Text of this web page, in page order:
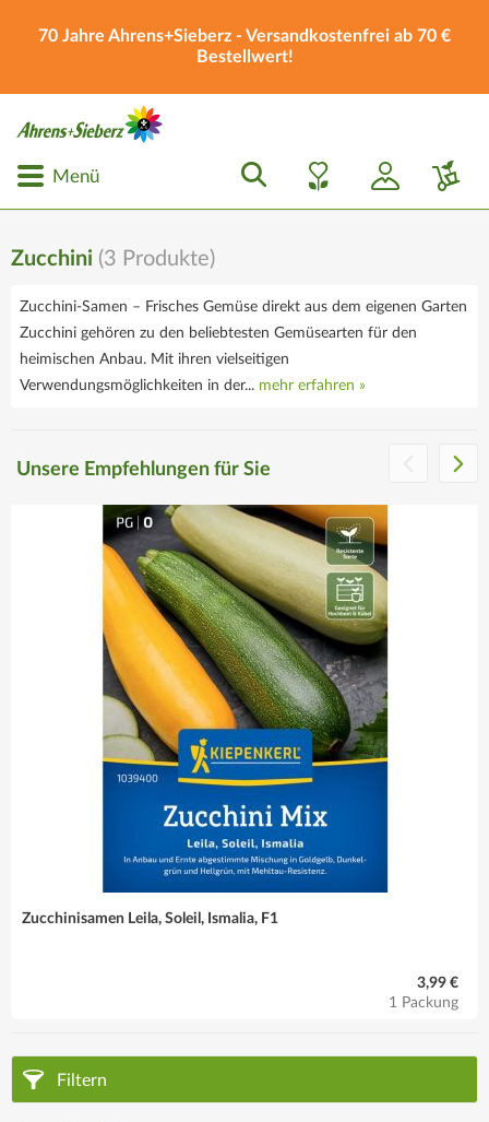
70 Jahre Ahrens+Sieberz - Versandkostenfrei ab 70 €
Bestellwert!
Menü
Geschenkgutscheine
richtige Wahl!
Mehr erfahren
Zucchini (3 Produkte)
Zucchini-Samen – Frisches Gemüse direkt aus dem eigenen Garten
Zucchini gehören zu den beliebtesten Gemüsearten für den
heimischen Anbau. Mit ihren vielseitigen
Verwendungsmöglichkeiten in der... mehr erfahren »
Unsere Empfehlungen für Sie
Zucchinisamen Leila, Soleil, Ismalia, F1
3,99 €
1 Packung
Filtern